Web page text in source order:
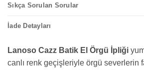
Sıkça Sorulan Sorular
İade Detayları
Lanoso Cazz Batik El Örgü İpliği
canlı renk geçişleriyle örgü severlerin